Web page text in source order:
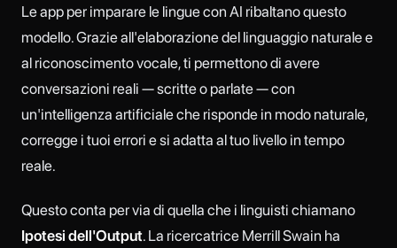
Le app per imparare le lingue con AI ribaltano questo
modello. Grazie all'elaborazione del linguaggio naturale e
al riconoscimento vocale, ti permettono di avere
conversazioni reali — scritte o parlate — con
un'intelligenza artificiale che risponde in modo naturale,
corregge i tuoi errori e si adatta al tuo livello in tempo
reale.
Questo conta per via di quella che i linguisti chiamano
Ipotesi dell'Output. La ricercatrice Merrill Swain ha